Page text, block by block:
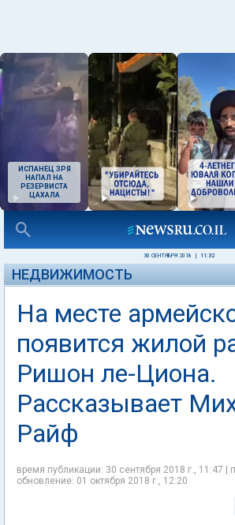
ИСПАНЕЦ ЗРЯ
НАПАЛ НА
РЕЗЕРВИСТА
ЦАХАЛА
30 СЕНТЯБРЯ 2018 11:32
НЕДВИЖИМОСТЬ
На месте
появится жилой
Ришон ле-Циона.
Рассказывает
Райф
время публикации: 30 сентября 2018 г., 11:47 |
обновление: 01 октября 2018 г., 12:20